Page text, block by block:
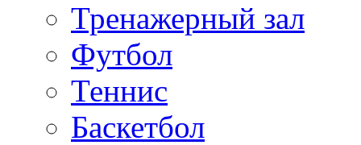
Тренажерный зал
Футбол
Теннис
Баскетбол